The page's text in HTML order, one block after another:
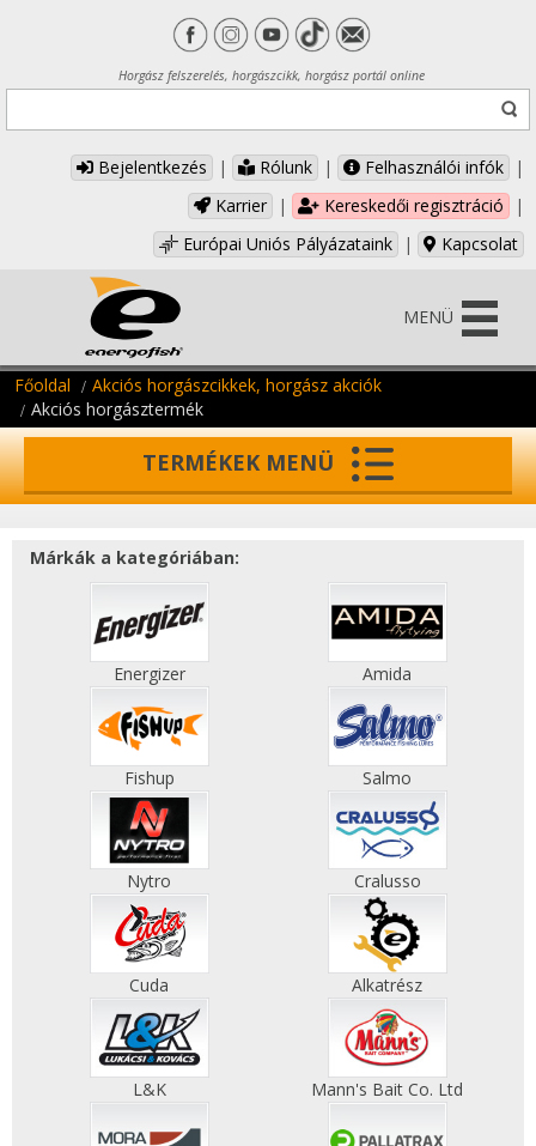
Horgász felszerelés, horgászcikk, horgász portál online
Bejelentkezés | Rólunk | Felhasználói infók
|
Karrier
| Kereskedői regisztráció
|
Európai Uniós Pályázataink
| Kapcsolat
MENÜ
Főoldal
Akciós horgászcikkek, horgász akciók
Akciós horgásztermék
TERMÉKEK MENÜ
Márkák a kategóriában:
Energizer Amida
Fishup Salmo
Nytro Cralusso
Cuda Alkatrész
L&K Mann's Bait Co. Ltd